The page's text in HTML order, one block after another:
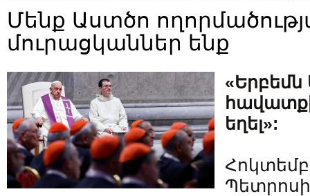
Մենք Աստծո
մուրացկաններ ենք
«Երբեմն
եղել»: